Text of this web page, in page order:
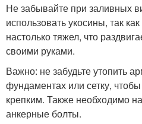
Не забывайте при заливных
использовать укосины, так
настолько тяжел, что
своими руками.
Важно: не забудьте утопить
фундаментах или сетку,
крепким. Также необходимо
анкерные болты.